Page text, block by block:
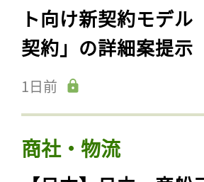
ト向け新契約モデル
契約」の詳細案提示
1日前
商社・物流